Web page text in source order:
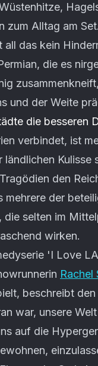
zum Alltag am Set.
all das kein
die es
und der Weite
die besseren
verbindet, ist
ländlichen
den
mehrere der
die selten im
wirken.
'I Love
Rachel
beschreibt
war, unsere
auf die